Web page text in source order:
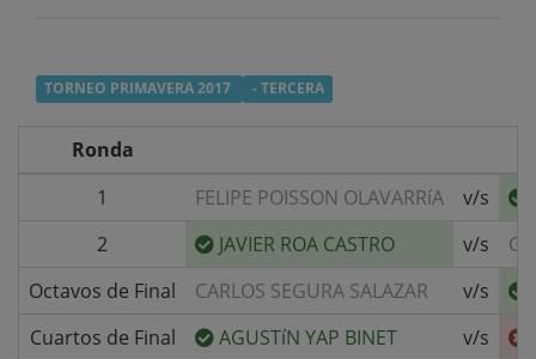
TORNEO PRIMAVERA 2017 - TERCERA
Ronda
1
FELIPE POISSON OLAVARRíA v/s
2
JAVIER ROA CASTRO v/s
Octavos de Final
CARLOS SEGURA SALAZAR v/s
Cuartos de Final
AGUSTíN YAP BINET v/s